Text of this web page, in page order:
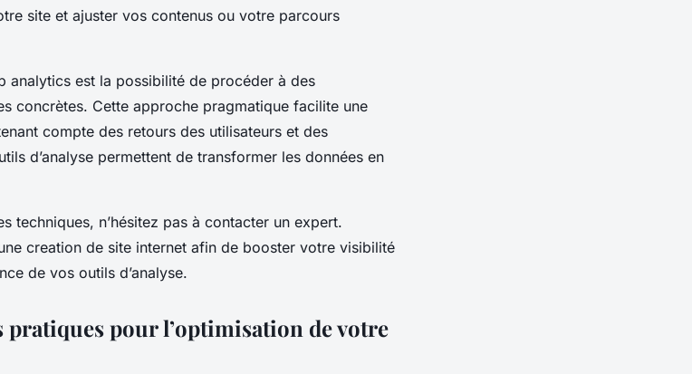
site et ajuster vos contenus ou votre parcours
analytics est la possibilité de procéder à des
concrètes. Cette approche pragmatique facilite une
compte des retours des utilisateurs et des
d’analyse permettent de transformer les données en
techniques, n’hésitez pas à contacter un expert.
creation de site internet afin de booster votre visibilité
de vos outils d’analyse.
pratiques pour l’optimisation de votre